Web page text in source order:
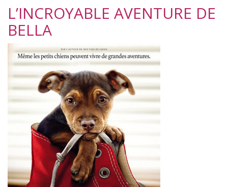
L’INCROYABLE AVENTURE DE
BELLA